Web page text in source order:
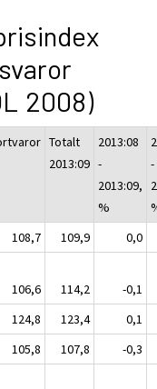
2008)
Totalt
2013:09
2013:08
-
2013:09,
%
-
108,7 109,9
0,0
106,6 114,2
-0,1
124,8 123,4
0,1
105,8 107,8
-0,3